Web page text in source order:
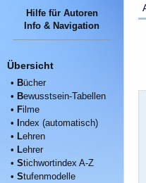
Hilfe für Autoren
Info & Navigation
Übersicht
• Bücher
• Bewusstsein-Tabellen
• Filme
• ndex (automatisch)
• Lehren
• Lehrer
• Stichwortindex A-Z
• Stufenmodelle